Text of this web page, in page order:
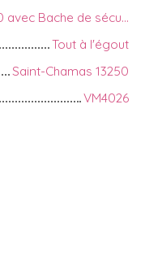
6.70 x 3.20 avec Bache de sécurité
Tout à l'égout
Saint-Chamas 13250
VM4026